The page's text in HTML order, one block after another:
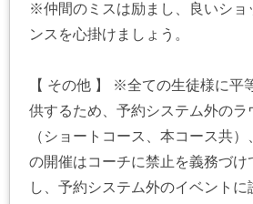
※仲間のミスは励まし、良いショ
ンスを心掛けましょう。
【 その他 】 ※全ての生徒様に平
供するため、予約システム外のラ
（ショートコース、本コース共
の開催はコーチに禁止を義務づけ
し、予約システム外のイベント